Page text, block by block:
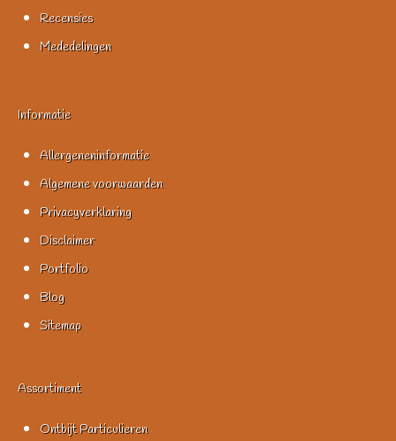
Recensies
Mededelingen
Informatie
Allergeneninformatie
Algemene voorwaarden
Privacyverklaring
Disclaimer
Portfolio
Blog
Sitemap
Assortiment
Ontbijt Particulieren